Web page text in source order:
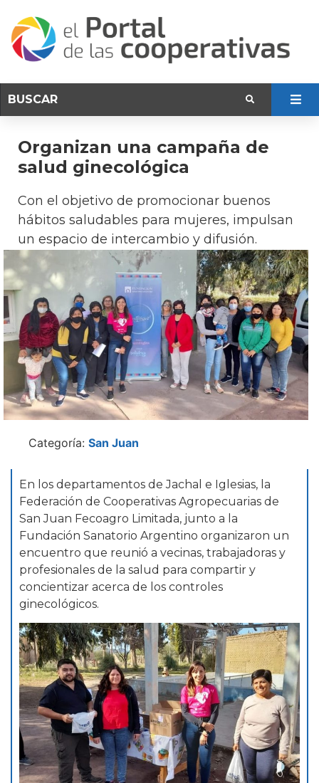
Organizan una campaña de
salud ginecológica
Con el objetivo de promocionar buenos
hábitos saludables para mujeres, impulsan
un espacio de intercambio y difusión.
Categoría: San Juan
En los departamentos de Jachal e Iglesias, la
Federación de Cooperativas Agropecuarias de
San Juan Fecoagro Limitada, junto a la
Fundación Sanatorio Argentino organizaron un
encuentro que reunió a vecinas, trabajadoras y
profesionales de la salud para compartir y
concientizar acerca de los controles
ginecológicos.